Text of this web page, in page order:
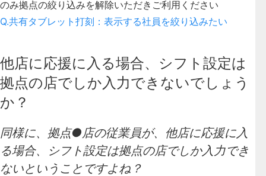
のみ拠点の絞り込みを解除いただきご利用ください
Q.共有タブレット打刻：表示する社員を絞り込みたい
他店に応援に入る場合、シフト設定は
拠点の店でしか入力できないでしょう
か？
同様に、拠点●店の従業員が、他店に応援に入
る場合、シフト設定は拠点の店でしか入力でき
ないということですよね？